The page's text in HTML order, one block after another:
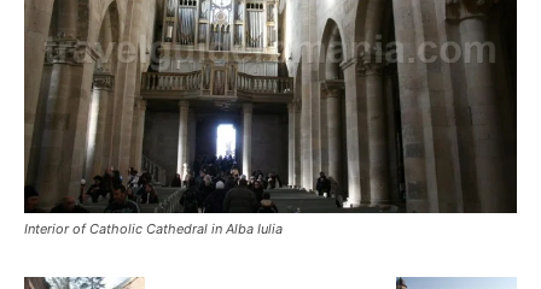
Interior of Catholic Cathedral in Alba Iulia